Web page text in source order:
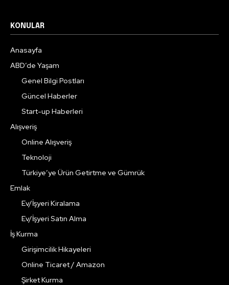
KONULAR
Anasayfa
ABD’de Yaşam
Genel Bilgi Postları
Güncel Haberler
Start-up Haberleri
Alışveriş
Online Alışveriş
Teknoloji
Türkiye’ye Ürün Getirtme ve Gümrük
Emlak
Ev/İşyeri Kiralama
Ev/İşyeri Satın Alma
İş Kurma
Girişimcilik Hikayeleri
Online Ticaret / Amazon
Şirket Kurma